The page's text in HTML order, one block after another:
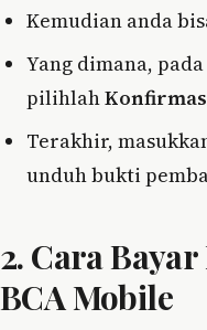
Kemudian anda
Yang dimana,
pilihlah
Terakhir,
unduh bukti
2. Cara
BCA Mobile